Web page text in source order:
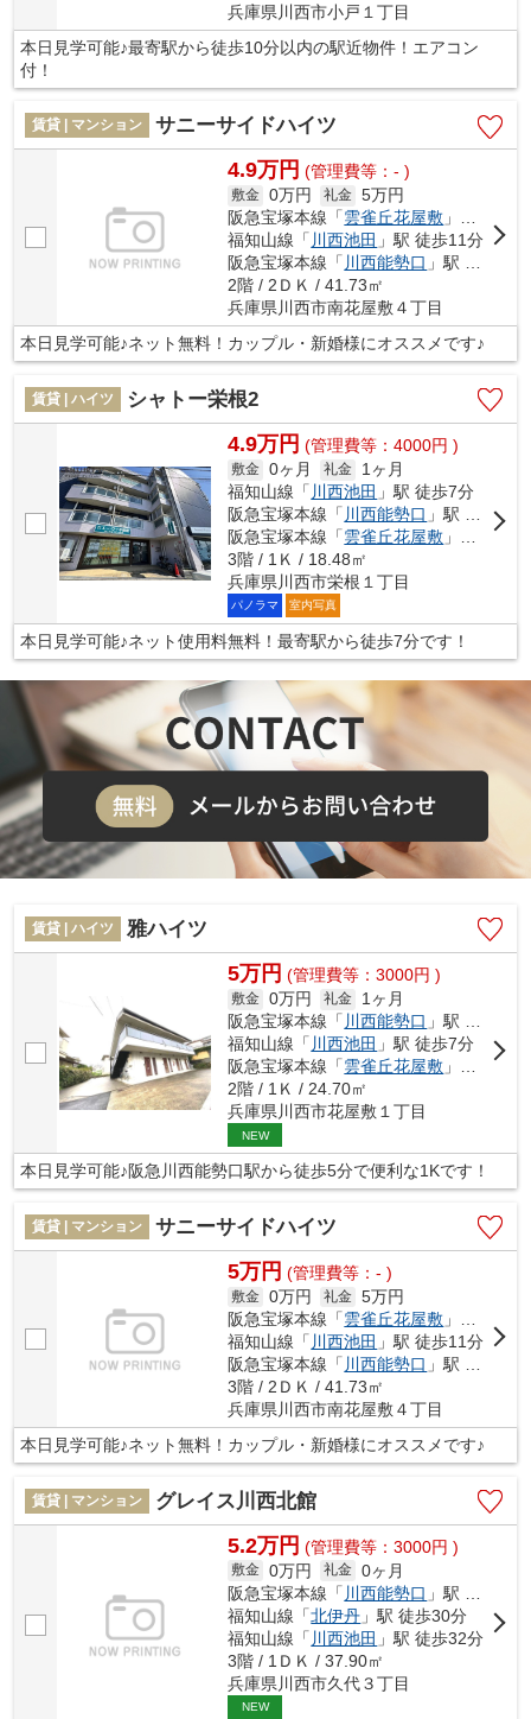
兵庫県川西市小戸１丁目
本日見学可能♪最寄駅から徒歩10分以内の駅近物件！エアコン
付！
賃貸 | マンション サニーサイドハイツ
4.9万円 (管理費等：- )
敷金 0万円 礼金 5万円
阪急宝塚本線「雲雀丘花屋敷 」駅 徒歩11分
福知山線「 川西池田 」駅 徒歩11分
阪急宝塚本線「 川西能勢口 」駅 徒歩19分
2階 / 2ＤＫ / 41.73㎡
兵庫県川西市南花屋敷４丁目
本日見学可能♪ネット無料！カップル・新婚様にオススメです♪
賃貸 | ハイツ シャトー栄根2
4.9万円 (管理費等：4000円 )
敷金 0ヶ月 礼金
1ヶ月
福知山線「 川西池田 」駅 徒歩7分
阪急宝塚本線「 川西能勢口 」駅 徒歩10分
阪急宝塚本線「雲雀丘花屋敷 」駅 徒歩20分
3階 / 1Ｋ / 18.48㎡
兵庫県川西市栄根１丁目
パノラマ 室内写真
本日見学可能♪ネット使用料無料！最寄駅から徒歩7分です！
賃貸 | ハイツ 雅ハイツ
5万円 (管理費等：3000円 )
敷金 0万円 礼金
1ヶ月
阪急宝塚本線「 川西能勢口 」駅 徒歩5分
福知山線「 川西池田 」駅 徒歩7分
阪急宝塚本線「雲雀丘花屋敷 」駅 徒歩12分
2階 / 1Ｋ / 24.70㎡
兵庫県川西市花屋敷１丁目
NEW
本日見学可能♪阪急川西能勢口駅から徒歩5分で便利な1Kです！
賃貸 | マンション サニーサイドハイツ
5万円 (管理費等：- )
敷金 0万円 礼金 5万円
阪急宝塚本線「雲雀丘花屋敷 」駅 徒歩11分
福知山線「 川西池田 」駅 徒歩11分
阪急宝塚本線「 川西能勢口 」駅 徒歩19分
3階 / 2ＤＫ / 41.73㎡
兵庫県川西市南花屋敷４丁目
本日見学可能♪ネット無料！カップル・新婚様にオススメです♪
賃貸 | マンション グレイス川西北館
5.2万円 (管理費等：3000円 )
敷金 0万円 礼金 0ヶ月
阪急宝塚本線「 川西能勢口 」駅 バス20分 「上久代」 停歩1分
福知山線「北伊丹 」駅 徒歩30分
福知山線「 川西池田 」駅 徒歩32分
3階 / 1ＤＫ / 37.90㎡
兵庫県川西市久代３丁目
NEW